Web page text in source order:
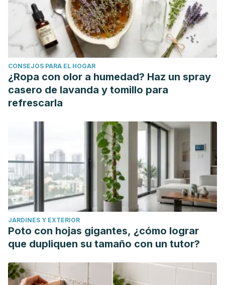
CONSEJOS PARA EL HOGAR
¿Ropa con olor a humedad? Haz un spray
casero de lavanda y tomillo para
refrescarla
JARDINES Y EXTERIOR
Poto con hojas gigantes, ¿cómo lograr
que dupliquen su tamaño con un tutor?